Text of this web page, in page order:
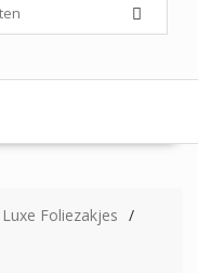
Luxe Foliezakjes